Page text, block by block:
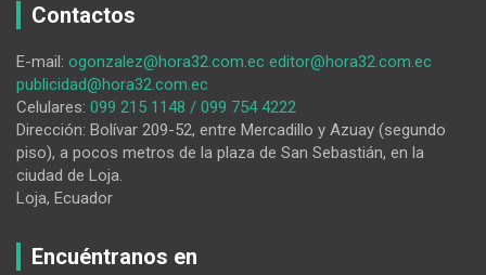
Contactos
E-mail: ogonzalez@hora32.com.ec editor@hora32.com.ec
publicidad@hora32.com.ec
Celulares: 099 215 1148 / 099 754 4222
Dirección: Bolívar 209-52, entre Mercadillo y Azuay (segundo
piso), a pocos metros de la plaza de San Sebastián, en la
ciudad de Loja.
Loja, Ecuador
Encuéntranos en